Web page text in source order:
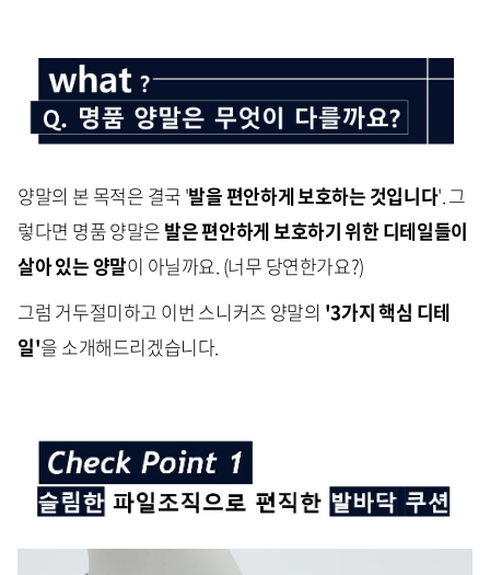
양말의 본 목적은 결국 '발을 편안하게 보호하는 것입니다'. 그
렇다면 명품 양말은 발은 편안하게 보호하기 위한 디테일들이
살아 있는 양말이 아닐까요. (너무 당연한가요?)
그럼 거두절미하고 이번 스니커즈 양말의 '3가지 핵심 디테
일'을 소개해드리겠습니다.